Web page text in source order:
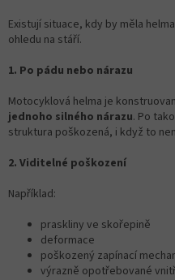
Existují situace, kdy by měla
ohledu na stáří.
1. Po pádu nebo nárazu
Motocyklová helma je
jednoho silného nárazu. Po
struktura poškozená, i když to
2. Viditelné poškození
Například:
praskliny ve skořepině
deformace
poškozený zapínací
výrazně opotřebované